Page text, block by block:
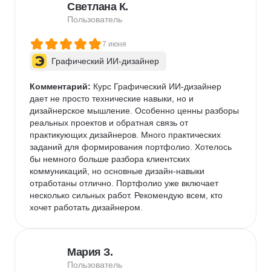
Светлана К.
Пользователь
7 июня
Графический ИИ-дизайнер
Комментарий: Курс Графический ИИ-дизайнер
дает не просто технические навыки, но и
дизайнерское мышление. Особенно ценны разборы
реальных проектов и обратная связь от
практикующих дизайнеров. Много практических
заданий для формирования портфолио. Хотелось
бы немного больше разбора клиентских
коммуникаций, но основные дизайн-навыки
отработаны отлично. Портфолио уже включает
несколько сильных работ. Рекомендую всем, кто
хочет работать дизайнером.
Мария З.
Пользователь